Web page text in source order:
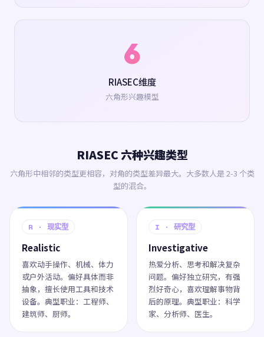
6
RIASEC维度
六角形兴趣模型
RIASEC 六种兴趣类型
六角形中相邻的类型更相容，对角的类型差异最大。大多数人是 2-3 个类
型的混合。
R · 现实型
Realistic
喜欢动手操作、机械、体力
或户外活动。偏好具体而非
抽象，擅长使用工具和技术
设备。典型职业：工程师、
建筑师、厨师。
I · 研究型
Investigative
热爱分析、思考和解决复杂
问题。偏好独立研究，有强
烈好奇心，喜欢理解事物背
后的原理。典型职业：科学
家、分析师、医生。